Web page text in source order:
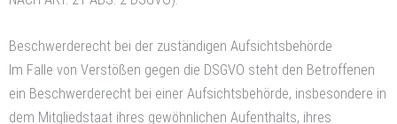
Beschwerde­recht bei der zuständigen Aufsichts­behörde
Im Falle von Verstößen gegen die DSGVO steht den Betroffenen
ein Beschwerderecht bei einer Aufsichtsbehörde, insbesondere in
dem Mitgliedstaat ihres gewöhnlichen Aufenthalts, ihres